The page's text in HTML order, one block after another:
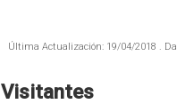
Última Actualización: 19/04/2018 .
Visitantes